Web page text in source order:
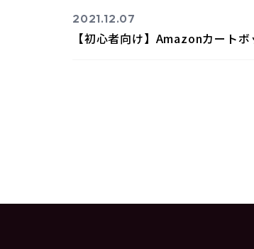
2021.12.07
【初心者向け】Amazonカート